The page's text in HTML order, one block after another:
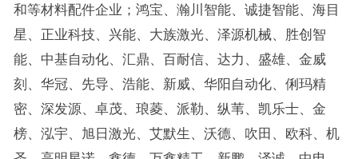
和等材料配件企业；鸿宝、瀚川智能、诚捷智能、海目
星、正业科技、兴能、大族激光、泽源机械、胜创智
能、中基自动化、汇鼎、百耐信、达力、盛雄、金威
刻、华冠、先导、浩能、新威、华阳自动化、俐玛精
密、深发源、卓茂、琅菱、派勒、纵苇、凯乐士、金
榜、泓宇、旭日激光、艾默生、沃德、吹田、欧科、机